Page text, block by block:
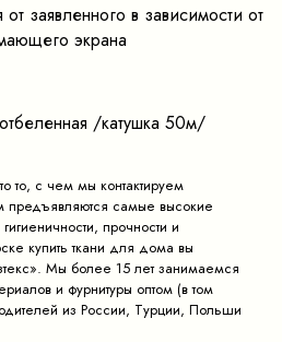
заявленного в зависимости от
экрана
/катушка 50м/
то, с чем мы контактируем
предъявляются самые высокие
прочности и
купить ткани для дома вы
Мы более 15 лет занимаемся
и фурнитуры оптом (в том
из России, Турции, Польши